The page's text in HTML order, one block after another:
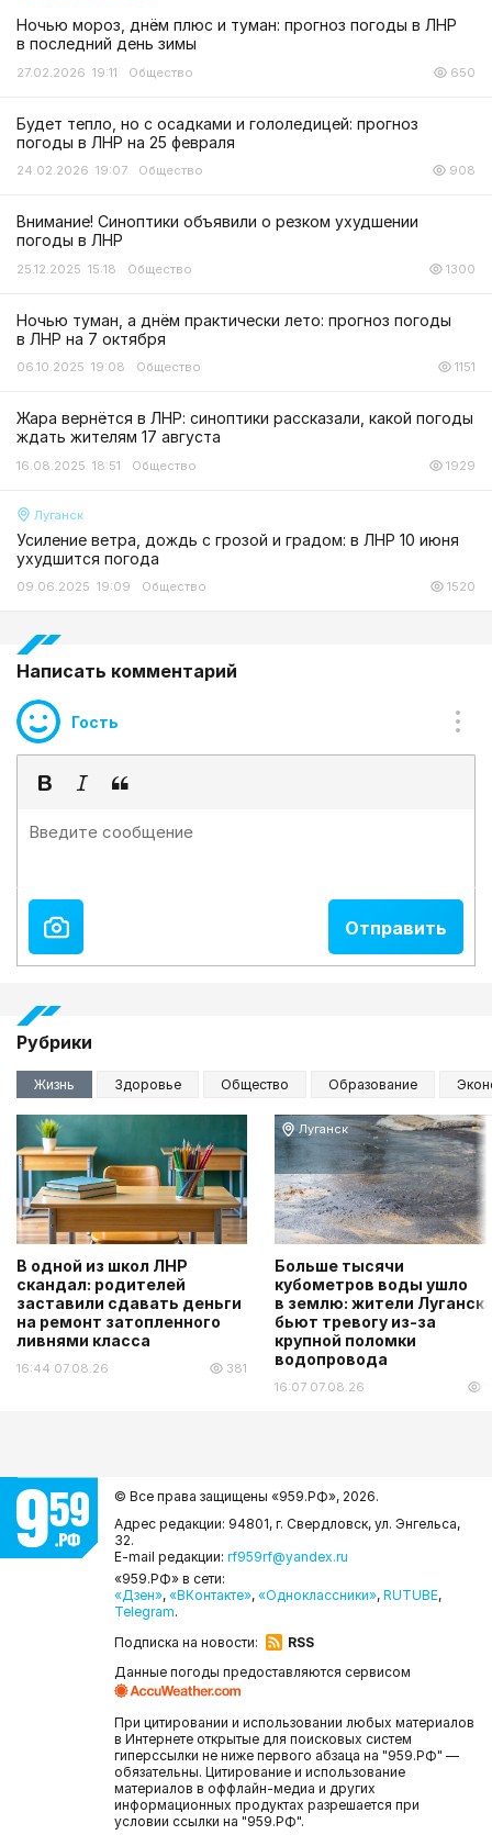
Ночью мороз, днём плюс и туман: прогноз погоды в ЛНР
в последний день зимы
27.02.2026 19:11 Общество 650
Будет тепло, но с осадками и гололедицей: прогноз
погоды в ЛНР на 25 февраля
24.02.2026 19:07 Общество 908
Внимание! Синоптики объявили о резком ухудшении
погоды в ЛНР
25.12.2025 15:18 Общество 1300
Ночью туман, а днём практически лето: прогноз погоды
в ЛНР на 7 октября
06.10.2025 19:08 Общество 1151
Жара вернётся в ЛНР: синоптики рассказали, какой погоды
ждать жителям 17 августа
16.08.2025 18:51 Общество 1929
Луганск
Усиление ветра, дождь с грозой и градом: в ЛНР 10 июня
ухудшится погода
09.06.2025 19:09 Общество 1520
Написать комментарий
Гость
Рубрики
Жизнь Здоровье Общество Образование
В одной из школ ЛНР
скандал: родителей
заставили сдавать деньги
на ремонт затопленного
ливнями класса
16:44 07.08.26 381
Луганск
Больше тысячи
кубометров воды ушло
в землю: жители
бьют тревогу из-за
крупной поломки
водопровода
16:07 07.08.26
© Все права защищены «959.РФ», 2026.
Адрес редакции: 94801, г. Свердловск, ул. Энгельса,
32.
E-mail редакции: rf959rf@yandex.ru
«959.РФ» в сети:
«Дзен», «ВКонтакте», «Одноклассники», RUTUBE,
Telegram.
Подписка на новости:
RSS
Данные погоды предоставляются сервисом
При цитировании и использовании любых материалов
в Интернете открытые для поисковых систем
гиперссылки не ниже первого абзаца на "959.РФ" —
обязательны. Цитирование и использование
материалов в оффлайн-медиа и других
информационных продуктах разрешается при
условии ссылки на "959.РФ".